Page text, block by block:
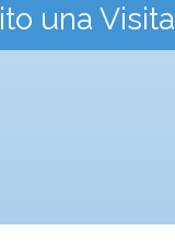
una Visita